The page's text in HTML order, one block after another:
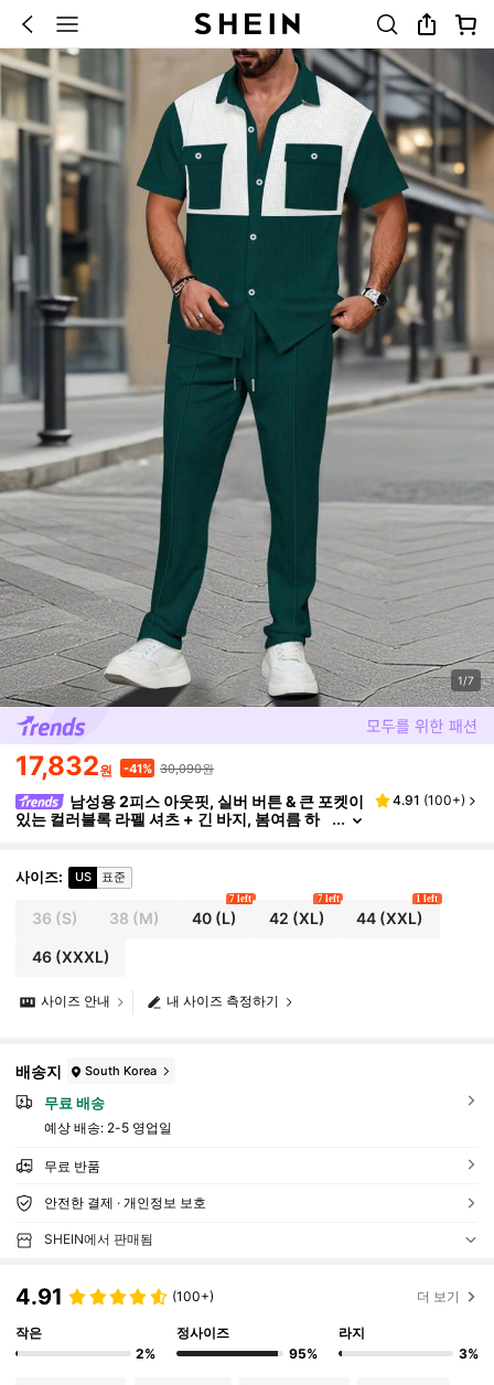
1/7
17,832원 -41% 30,090원
남성용 2피스 아웃핏, 실버 버튼 & 큰 포켓이
있는 컬러블록 라펠 셔츠 + 긴 바지, 봄여름 하
4.91 (100+)
사이즈: US 표준
36 (S) 38 (M) 40(L)
7 left
42 (XL)
7 left
44 (XXL)
1 left
46(XXXL)
내 사이즈 측정하기
사이즈 안내
배송지 South Korea
무료 배송
예상 배송: 2-5 영업일
무료 반품
안전한 결제 · 개인정보 보호
SHEIN에서 판매됨
4.91 (100+) 더 보기
작은
2%
정사이즈
95%
라지
3%